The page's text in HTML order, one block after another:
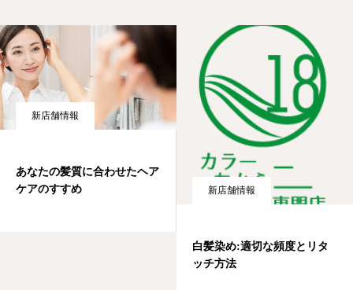
新店舗情報
あなたの髪質に合わせたヘア
ケアのすすめ
新店舗情報
白髪染め:適切な頻度とリタ
ッチ方法